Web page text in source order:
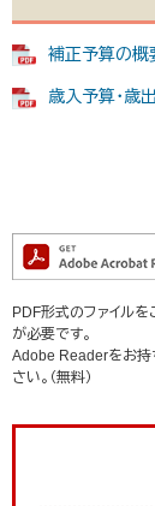
補正予算の概
歳入予算・歳
PDF形式のファイル
が必要です。
Adobe Readerをお持
さい。（無料）